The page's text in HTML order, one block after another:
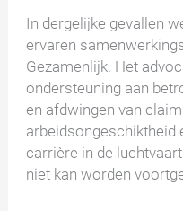
In dergelijke gevallen
ervaren
Gezamenlijk. Het
ondersteuning aan
en afdwingen van
arbeidsongeschiktheid
carrière in de
niet kan worden